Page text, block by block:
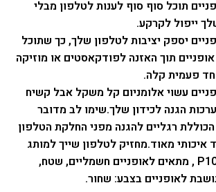
תוכל סוף סוף לענות לטלפון מבלי
ייפול לקרקע.
יספק יציבות לטלפון שלך, כך שתוכל
תוך האזנה לפודקאסטים או מוזיקה
פעמית קלה.
עשוי אלומניום קל משקל אבל קשיח
הגנה לכידון שלך.שימו לב מדובר
רגליים להגנה מפני החלקת הטלפון
איכותי מאוד.מחזיק לטלפון שייך למותג
העולמי GUB דגם P10 , מתאים לאופניים חשמליים, שטח,
לאופניים בצבע: שחור.